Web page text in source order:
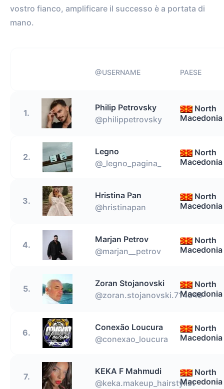
vostro fianco, amplificare il successo è a portata di
mano.
@USERNAME PAESE
1.
Philip Petrovsky
@philippetrovsky
North
Macedonia
2.
Legno
@_legno_pagina_
North
Macedonia
3.
Hristina Pan
@hristinapan
North
Macedonia
4.
Marjan Petrov
@marjan__petrov
North
Macedonia
5.
Zoran Stojanovski
@zoran.stojanovski.714049
North
Macedonia
6.
Conexão Loucura
@conexao_loucura
North
Macedonia
7.
KEKA F Mahmudi
@keka.makeup_hairstylist
North
Macedonia